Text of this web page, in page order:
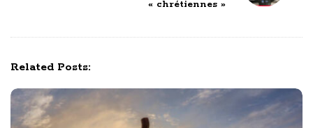
« chrétiennes »
Related Posts: